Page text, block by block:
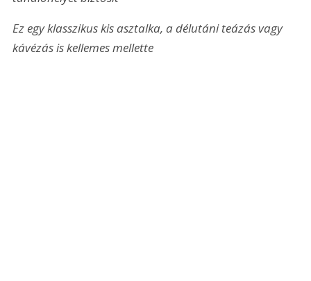
Ez egy klasszikus kis asztalka, a délutáni teázás vagy
kávézás is kellemes mellette